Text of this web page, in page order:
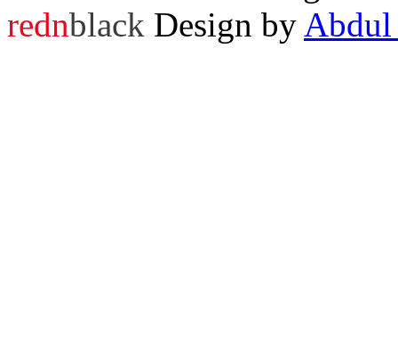
rednblack Design by Abdul